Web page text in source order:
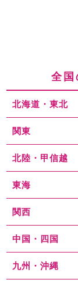
全国
北海道・東北
関東
北陸・甲信越
東海
関西
中国・四国
九州・沖縄